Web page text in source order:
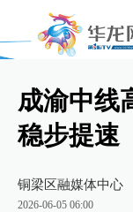
成渝中线
稳步提速
铜梁区融媒体中心
2026-06-05 06:00